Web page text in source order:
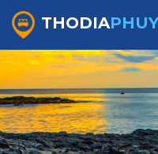
THODIA